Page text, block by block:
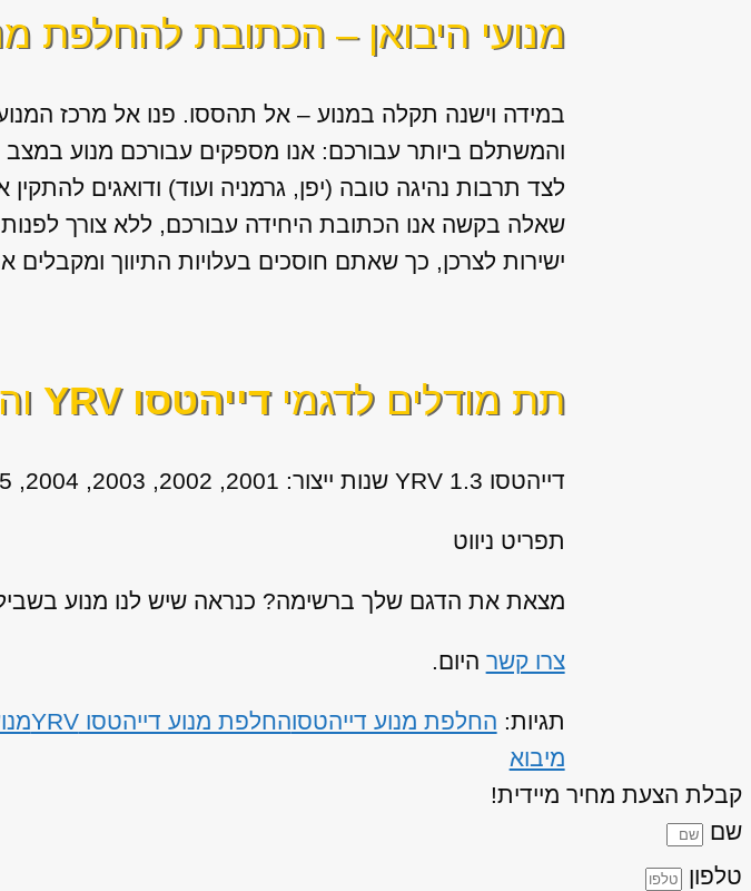
מנועי היבואן – הכתובת להחלפת
במידה וישנה תקלה במנוע – אל תהססו. פנו אל מרכז
והמשתלם ביותר עבורכם: אנו מספקים עבורכם מנוע
לצד תרבות נהיגה טובה (יפן, גרמניה ועוד) ודואגים
שאלה בקשה אנו הכתובת היחידה עבורכם, ללא צורך לפנות
ישירות לצרכן, כך שאתם חוסכים בעלויות התיווך ומקבלים
תת מודלים לדגמידייהטסו YRV
דייהטסו YRV 1.3 שנות ייצור: 2001, 2002, 2003, 2004, 2005, 2006
תפריט ניווט
מצאת את הדגם שלך ברשימה? כנראה שיש לנו מנוע
צרו קשר היום.
תגיות: החלפת מנוע דייהטסוהחלפת מנוע דייהטסו YRV
מיבוא
קבלת הצעת מחיר מיידית!
שם
טלפון